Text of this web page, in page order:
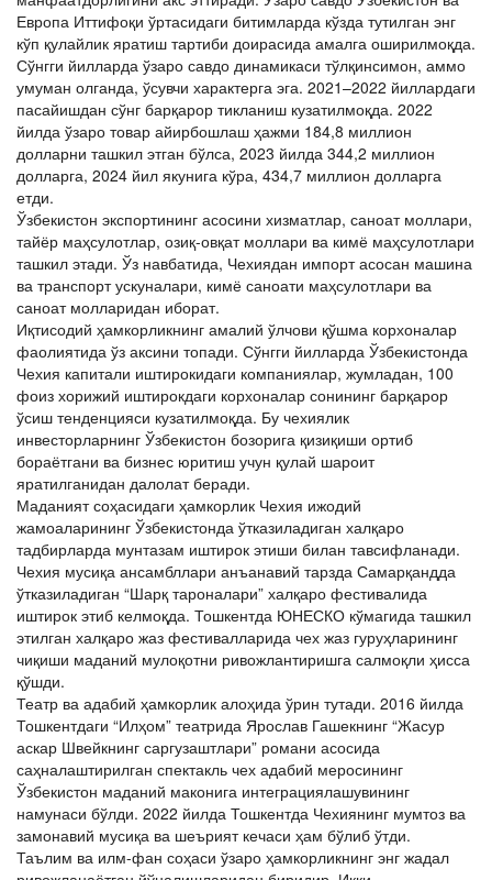
Европа Иттифоқи ўртасидаги битимларда кўзда тутилган энг
кўп қулайлик яратиш тартиби доирасида амалга оширилмоқда.
Сўнгги йилларда ўзаро савдо динамикаси тўлқинсимон, аммо
умуман олганда, ўсувчи характерга эга. 2021–2022 йиллардаги
пасайишдан сўнг барқарор тикланиш кузатилмоқда. 2022
йилда ўзаро товар айирбошлаш ҳажми 184,8 миллион
долларни ташкил этган бўлса, 2023 йилда 344,2 миллион
долларга, 2024 йил якунига кўра, 434,7 миллион долларга
етди.
Ўзбекистон экспортининг асосини хизматлар, саноат моллари,
тайёр маҳсулотлар, озиқ-овқат моллари ва кимё маҳсулотлари
ташкил этади. Ўз навбатида, Чехиядан импорт асосан машина
ва транспорт ускуналари, кимё саноати маҳсулотлари ва
саноат молларидан иборат.
Иқтисодий ҳамкорликнинг амалий ўлчови қўшма корхоналар
фаолиятида ўз аксини топади. Сўнгги йилларда Ўзбекистонда
Чехия капитали иштирокидаги компаниялар, жумладан, 100
фоиз хорижий иштирокдаги корхоналар сонининг барқарор
ўсиш тенденцияси кузатилмоқда. Бу чехиялик
инвесторларнинг Ўзбекистон бозорига қизиқиши ортиб
бораётгани ва бизнес юритиш учун қулай шароит
яратилганидан далолат беради.
Маданият соҳасидаги ҳамкорлик Чехия ижодий
жамоаларининг Ўзбекистонда ўтказиладиган халқаро
тадбирларда мунтазам иштирок этиши билан тавсифланади.
Чехия мусиқа ансамбллари анъанавий тарзда Самарқандда
ўтказиладиган “Шарқ тароналари” халқаро фестивалида
иштирок этиб келмоқда. Тошкентда ЮНЕСКО кўмагида ташкил
этилган халқаро жаз фестивалларида чех жаз гуруҳларининг
чиқиши маданий мулоқотни ривожлантиришга салмоқли ҳисса
қўшди.
Театр ва адабий ҳамкорлик алоҳида ўрин тутади. 2016 йилда
Тошкентдаги “Илҳом” театрида Ярослав Гашекнинг “Жасур
аскар Швейкнинг саргузаштлари” романи асосида
саҳналаштирилган спектакль чех адабий меросининг
Ўзбекистон маданий маконига интеграциялашувининг
намунаси бўлди. 2022 йилда Тошкентда Чехиянинг мумтоз ва
замонавий мусиқа ва шеърият кечаси ҳам бўлиб ўтди.
Таълим ва илм-фан соҳаси ўзаро ҳамкорликнинг энг жадал